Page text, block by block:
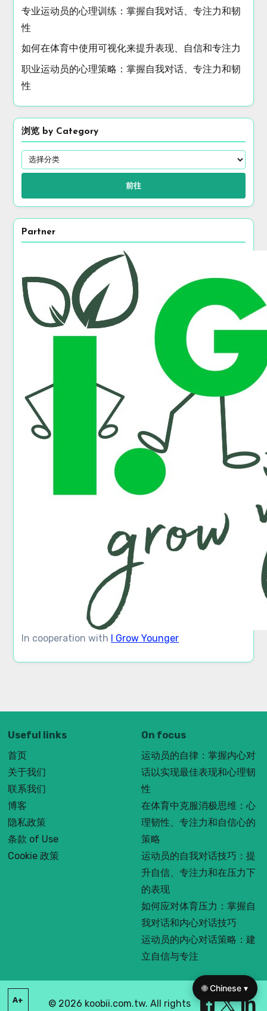
专业运动员的心理训练：掌握自我对话、专注力和韧
性
如何在体育中使用可视化来提升表现、自信和专注力
职业运动员的心理策略：掌握自我对话、专注力和韧
性
浏览 by Category
前往
Partner
In cooperation with I Grow Younger
Useful links
首页
关于我们
联系我们
博客
隐私政策
条款 of Use
Cookie 政策
On focus
运动员的自律：掌握内心对
话以实现最佳表现和心理韧
性
在体育中克服消极思维：心
理韧性、专注力和自信心的
策略
运动员的自我对话技巧：提
升自信、专注力和在压力下
的表现
如何应对体育压力：掌握自
我对话和内心对话技巧
运动员的内心对话策略：建
立自信与专注
A+ © 2026 koobii.com.tw. All rights
🌐 Chinese ▾